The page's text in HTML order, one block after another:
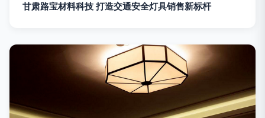
甘肃路宝材料科技 打造交通安全灯具销售新标杆